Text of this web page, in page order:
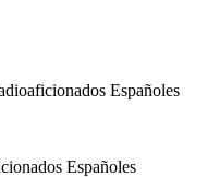
Españoles
Españoles